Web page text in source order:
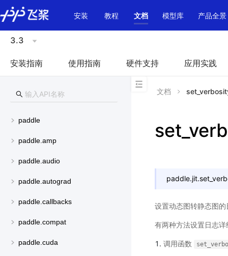
\u200E
安装
教程 文档 模型库 产品全景
3.3
安装指南 使用指南 硬件支持 应用实践
paddle
paddle.amp
paddle.audio
paddle.autograd
paddle.callbacks
paddle.compat
paddle.cuda
文档
paddle.jit.
设置动态图转静态图
有两种方法设置日志详
调用函数